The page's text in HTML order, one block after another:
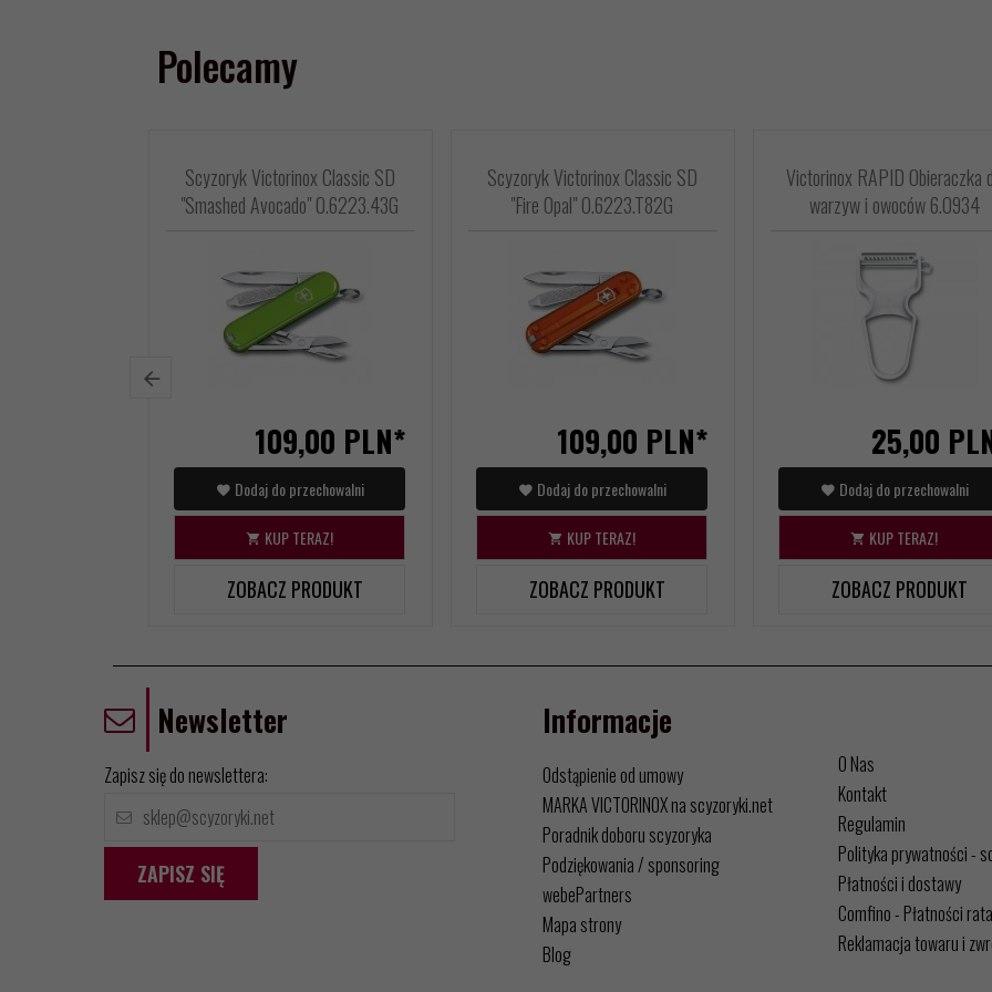
Polecamy
Scyzoryk Victorinox Classic SD
"Smashed Avocado" 0.6223.43G
109,00 PLN*
Dodaj do przechowalni
KUP TERAZ!
ZOBACZ PRODUKT
Scyzoryk Victorinox Classic SD
"Fire Opal" 0.6223.T82G
109,00 PLN*
Dodaj do przechowalni
KUP TERAZ!
ZOBACZ PRODUKT
Victorinox RAPID Obieraczka
warzyw i owoców 6.0934
25,00
Dodaj do przechowalni
KUP TERAZ!
ZOBACZ PRODUKT
Informacje
Odstąpienie od umowy
MARKA VICTORINOX na scyzoryki.net
Poradnik doboru scyzoryka
Podziękowania / sponsoring
webePartners
Mapa strony
Blog
O Nas
Kontakt
Regulamin
Polityka prywatności -
Płatności i dostawy
Comfino - Płatności
Reklamacja towaru i
Newsletter
Zapisz się do newslettera:
ZAPISZ SIĘ